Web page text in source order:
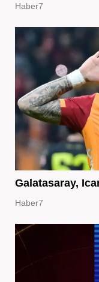
Haber7
Galatasaray,
Haber7